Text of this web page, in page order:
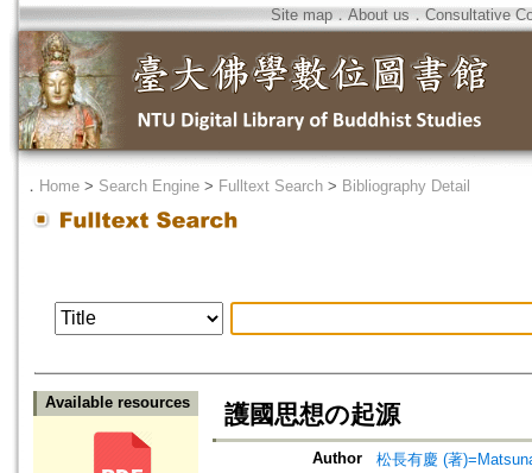
Site map．About us ． Consultative
． Home > Search Engine > Fulltext Search > Bibliography Detail
Available resources 護國思想の起源
Author
松長有慶 (著